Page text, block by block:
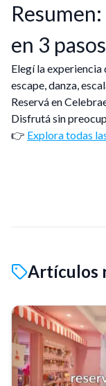
en 3 pasos
Elegí la experiencia
escape, danza,
Reservá en
Disfrutá sin
👉 Explora todas
Artículos